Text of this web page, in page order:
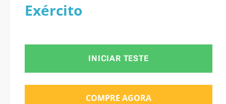
Exército
INICIAR TESTE
COMPRE AGORA